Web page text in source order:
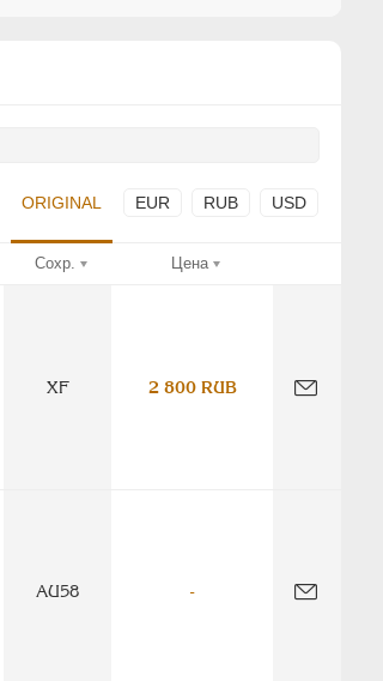
ORIGINAL EUR RUB USD
Сохр. Цена
XF 2 800 RUB
AU58 -